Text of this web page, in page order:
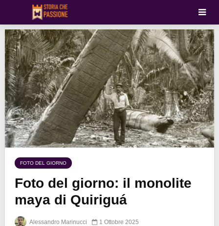
FOTO DEL GIORNO
Foto del giorno: il monolite
maya di Quiriguá
Alessandro Marinucci 1 Ottobre 2025